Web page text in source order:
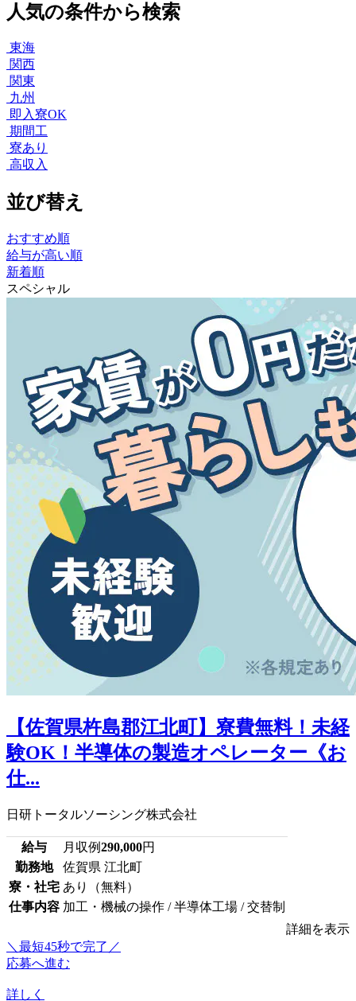
人気の条件から検索
東海
関西
関東
九州
即入寮OK
期間工
寮あり
高収入
並び替え
おすすめ順
給与が高い順
新着順
スペシャル
【佐賀県杵島郡江北町】寮費無料！未経
験OK！半導体の製造オペレーター《お
仕...
日研トータルソーシング株式会社
給与 月収例290,000円
勤務地
佐賀県 江北町
寮・社宅 あり（無料）
仕事内容 加工・機械の操作 / 半導体工場 / 交替制
詳細を表示
＼最短45秒で完了／
応募へ進む
詳しく